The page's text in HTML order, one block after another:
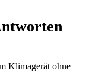
Klimagerät ohne